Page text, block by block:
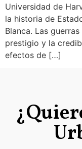
Universidad de
la historia de
Blanca. Las
prestigio y la
efectos de […]